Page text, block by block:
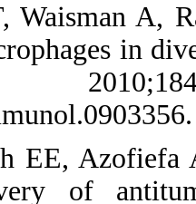
17. Lucas T,
roles of
Immunol
10.4049/
18. Friedrich
Local